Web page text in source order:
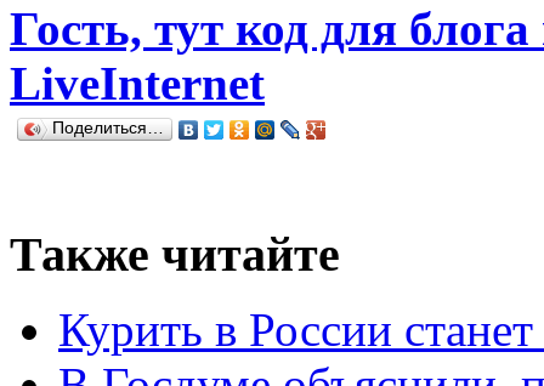
Гость, тут код для
LiveInternet
Поделиться…
Также читайте
Курить в России